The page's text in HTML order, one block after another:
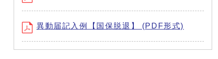
異動届記入例【国保脱退】 (PDF形式)